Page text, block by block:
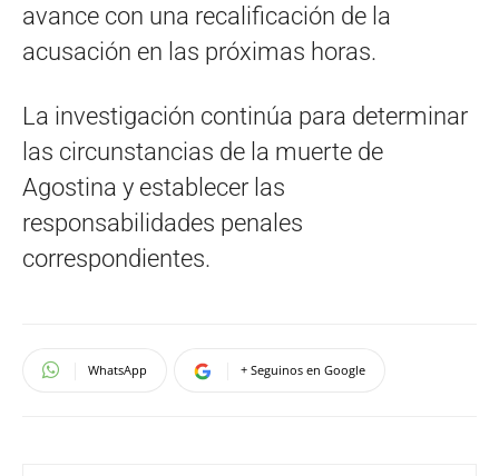
avance con una recalificación de la
acusación en las próximas horas.
La investigación continúa para determinar
las circunstancias de la muerte de
Agostina y establecer las
responsabilidades penales
correspondientes.
WhatsApp + Seguinos en Google